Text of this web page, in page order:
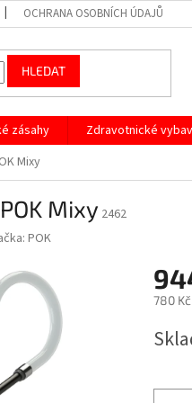
OCHRANA OSOBNÍCH ÚDAJŮ
HLEDAT
zásahy Zdravotnické
Mixy
Mixy 2462
POK
780
cena: